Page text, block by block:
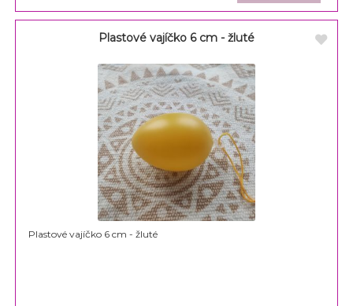
Plastové vajíčko 6 cm - žluté
Plastové vajíčko 6 cm - žluté